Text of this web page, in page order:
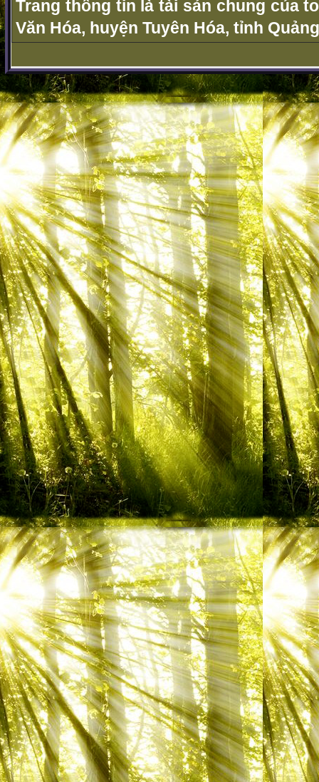
Trang thông tin là tài sản chung của
Văn Hóa, huyện Tuyên Hóa, tỉnh